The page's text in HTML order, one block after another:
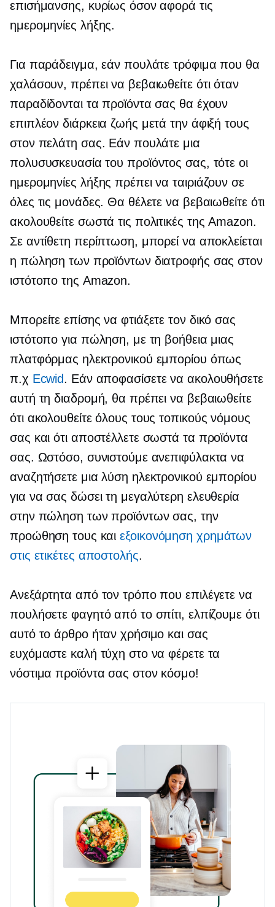
επισήμανσης, κυρίως όσον αφορά τις
ημερομηνίες λήξης.
Για παράδειγμα, εάν πουλάτε τρόφιμα που θα
χαλάσουν, πρέπει να βεβαιωθείτε ότι όταν
παραδίδονται τα προϊόντα σας θα έχουν
επιπλέον διάρκεια ζωής μετά την άφιξή τους
στον πελάτη σας. Εάν πουλάτε μια
πολυσυσκευασία του προϊόντος σας, τότε οι
ημερομηνίες λήξης πρέπει να ταιριάζουν σε
όλες τις μονάδες. Θα θέλετε να βεβαιωθείτε ότι
ακολουθείτε σωστά τις πολιτικές της Amazon.
Σε αντίθετη περίπτωση, μπορεί να αποκλείεται
η πώληση των προϊόντων διατροφής σας στον
ιστότοπο της Amazon.
Μπορείτε επίσης να φτιάξετε τον δικό σας
ιστότοπο για πώληση, με τη βοήθεια μιας
πλατφόρμας ηλεκτρονικού εμπορίου όπως
π.χ Ecwid. Εάν αποφασίσετε να ακολουθήσετε
αυτή τη διαδρομή, θα πρέπει να βεβαιωθείτε
ότι ακολουθείτε όλους τους τοπικούς νόμους
σας και ότι αποστέλλετε σωστά τα προϊόντα
σας. Ωστόσο, συνιστούμε ανεπιφύλακτα να
αναζητήσετε μια λύση ηλεκτρονικού εμπορίου
για να σας δώσει τη μεγαλύτερη ελευθερία
στην πώληση των προϊόντων σας, την
προώθηση τους καιεξοικονόμηση χρημάτων
στις ετικέτες αποστολής.
Ανεξάρτητα από τον τρόπο που επιλέγετε να
πουλήσετε φαγητό από το σπίτι, ελπίζουμε ότι
αυτό το άρθρο ήταν χρήσιμο και σας
ευχόμαστε καλή τύχη στο να φέρετε τα
νόστιμα προϊόντα σας στον κόσμο!